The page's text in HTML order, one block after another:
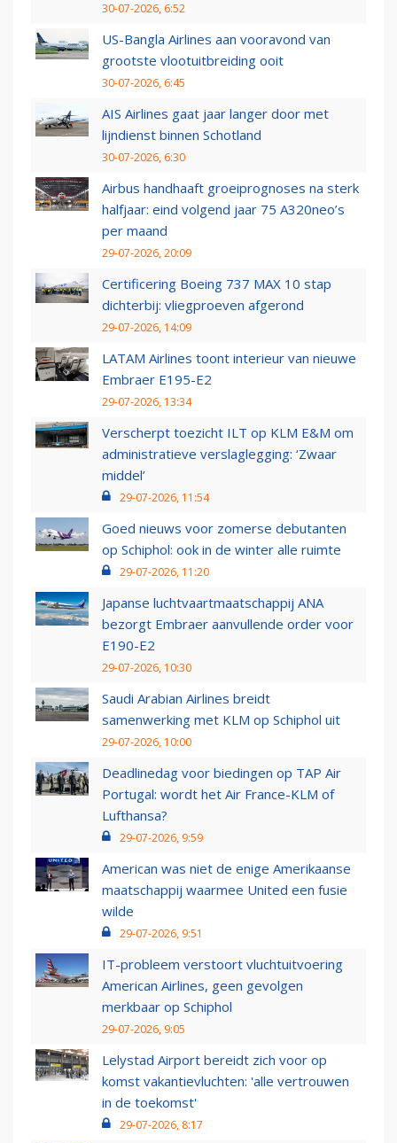
30-07-2026, 6:52
US-Bangla Airlines aan vooravond van
grootste vlootuitbreiding ooit
30-07-2026, 6:45
AIS Airlines gaat jaar langer door met
lijndienst binnen Schotland
30-07-2026, 6:30
Airbus handhaaft groeiprognoses na sterk
halfjaar: eind volgend jaar 75 A320neo’s
per maand
29-07-2026, 20:09
Certificering Boeing 737 MAX 10 stap
dichterbij: vliegproeven afgerond
29-07-2026, 14:09
LATAM Airlines toont interieur van nieuwe
Embraer E195-E2
29-07-2026, 13:34
Verscherpt toezicht ILT op KLM E&M om
administratieve verslaglegging: ‘Zwaar
middel’
29-07-2026, 11:54
Goed nieuws voor zomerse debutanten
op Schiphol: ook in de winter alle ruimte
29-07-2026, 11:20
Japanse luchtvaartmaatschappij ANA
bezorgt Embraer aanvullende order voor
E190-E2
29-07-2026, 10:30
Saudi Arabian Airlines breidt
samenwerking met KLM op Schiphol uit
29-07-2026, 10:00
Deadlinedag voor biedingen op TAP Air
Portugal: wordt het Air France-KLM of
Lufthansa?
29-07-2026, 9:59
American was niet de enige Amerikaanse
maatschappij waarmee United een fusie
wilde
29-07-2026, 9:51
IT-probleem verstoort vluchtuitvoering
American Airlines, geen gevolgen
merkbaar op Schiphol
29-07-2026, 9:05
Lelystad Airport bereidt zich voor op
komst vakantievluchten: 'alle vertrouwen
in de toekomst'
29-07-2026, 8:17